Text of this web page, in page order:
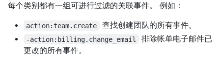
每个类别都有一组可进行过滤的关联事件。 例如：
action:team.create 查找创建团队的所有事件。
-action:billing.change_email
排除帐单电子邮件已
更改的所有事件。